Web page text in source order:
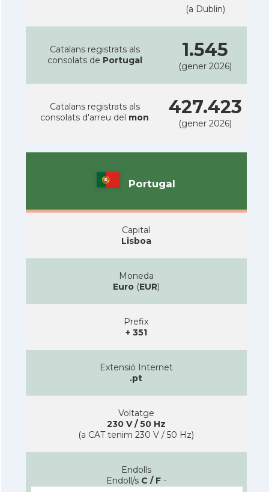
(a Dublin)
Catalans registrats als
consolats de Portugal 1.545
(gener 2026)
Catalans registrats als
consolats d'arreu del mon 427.423
(gener 2026)
Portugal
Capital
Lisboa
Moneda
Euro(EUR)
Prefix
+ 351
Extensió Internet
.pt
Voltatge
230 V / 50 Hz
(a CAT tenim 230 V / 50 Hz)
Endolls
Endoll/s C / F-